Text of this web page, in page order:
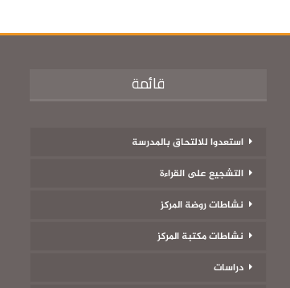
قائمة
استعدوا للالتحاق بالمدرسة
التشجيع على القراءة
نشاطات روضة المركز
نشاطات مكتبة المركز
دراسات